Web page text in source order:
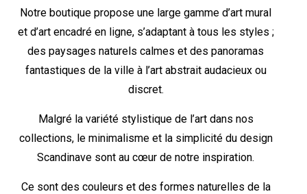
Notre boutique propose une large gamme d’art mural
et d’art encadré en ligne, s’adaptant à tous les styles ;
des paysages naturels calmes et des panoramas
fantastiques de la ville à l’art abstrait audacieux ou
discret.
Malgré la variété stylistique de l’art dans nos
collections, le minimalisme et la simplicité du design
Scandinave sont au cœur de notre inspiration.
Ce sont des couleurs et des formes naturelles de la